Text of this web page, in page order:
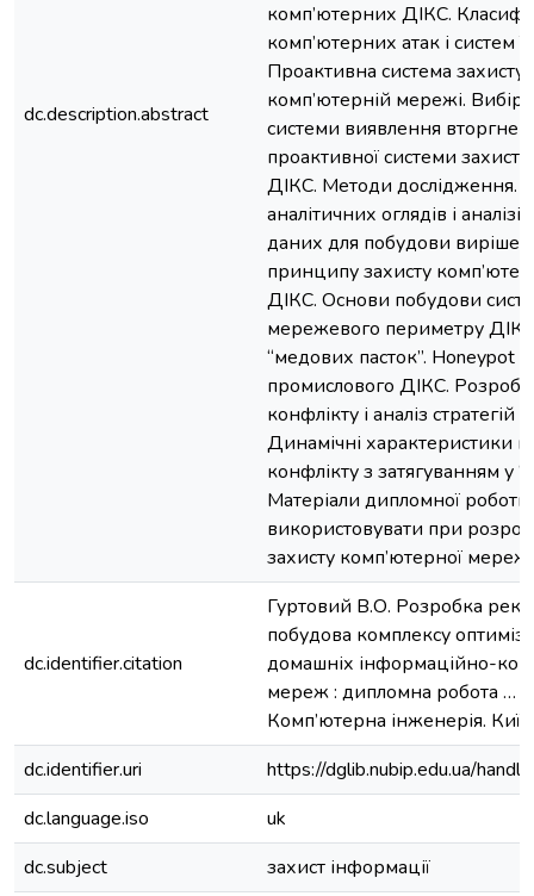
dc.description.abstract
комп’ютерних ДІКС.
комп’ютерних атак і систем
Проактивна система захисту
комп’ютерній мережі. Вибір
системи виявлення
проактивної системи
ДІКС. Методи дослідження.
аналітичних оглядів і
даних для побудови
принципу захисту
ДІКС. Основи побудови
мережевого периметру
“медових пасток”. Honeypot
промислового ДІКС.
конфлікту і аналіз стратегій
Динамічні характеристики
конфлікту з затягуванням у
Матеріали дипломної
використовувати при
захисту комп’ютерної
dc.identifier.citation
Гуртовий В.О. Розробка
побудова комплексу
домашніх інформаційно-
мереж : дипломна робота …
Комп’ютерна інженерія.
dc.identifier.uri
https://dglib.nubip.edu.ua/
dc.language.iso
uk
dc.subject
захист інформації